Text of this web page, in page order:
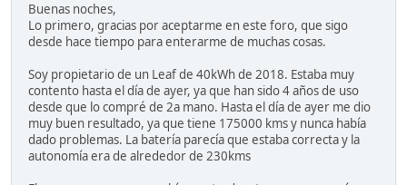
Buenas noches,
Lo primero, gracias por aceptarme en este foro, que sigo
desde hace tiempo para enterarme de muchas cosas.
Soy propietario de un Leaf de 40kWh de 2018. Estaba muy
contento hasta el día de ayer, ya que han sido 4 años de uso
desde que lo compré de 2a mano. Hasta el día de ayer me dio
muy buen resultado, ya que tiene 175000 kms y nunca había
dado problemas. La batería parecía que estaba correcta y la
autonomía era de alrededor de 230kms